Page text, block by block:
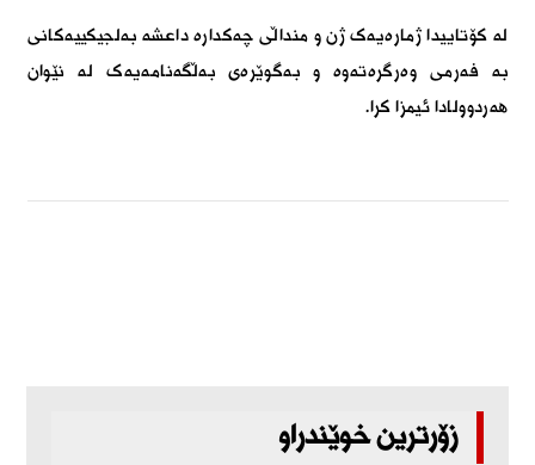
لە کۆتاییدا ژمارەیەک ژن و منداڵی چەکدارە داعشە بەلجیکییەکانی
بە فەرمی وەرگرەتەوە و بەگوێرەی بەڵگەنامەیەک لە نێوان
ھەردوولادا ئیمزا کرا.
زۆرترین خوێندراو